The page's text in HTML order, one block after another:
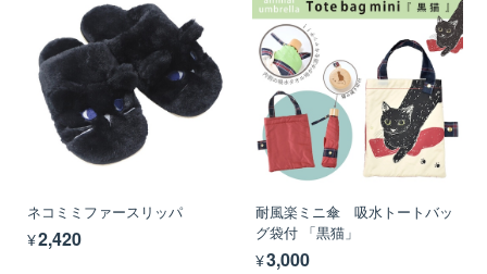
ネコミミファースリッパ
¥2,420
耐風楽ミニ傘 吸水トートバッ
グ袋付 「黒猫」
¥3,000